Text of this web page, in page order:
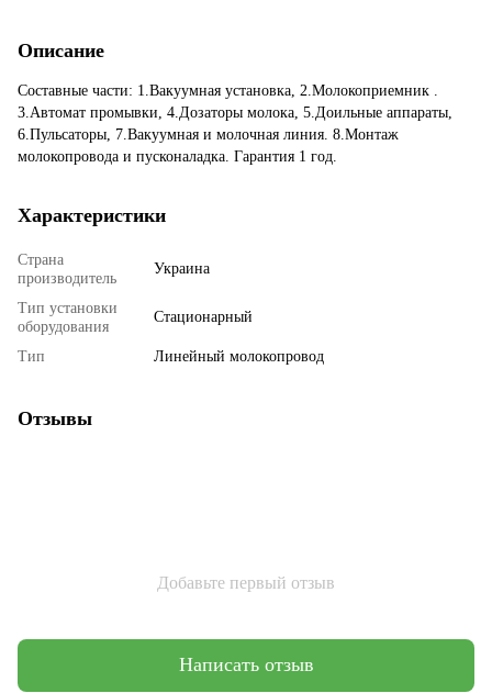
Описание
Составные части: 1.Вакуумная установка, 2.Молокоприемник .
3.Автомат промывки, 4.Дозаторы молока, 5.Доильные аппараты,
6.Пульсаторы, 7.Вакуумная и молочная линия. 8.Монтаж
молокопровода и пусконаладка. Гарантия 1 год.
Характеристики
Страна
производитель
Украина
Тип установки
оборудования
Стационарный
Тип Линейный молокопровод
Отзывы
Добавьте первый отзыв
Написать отзыв